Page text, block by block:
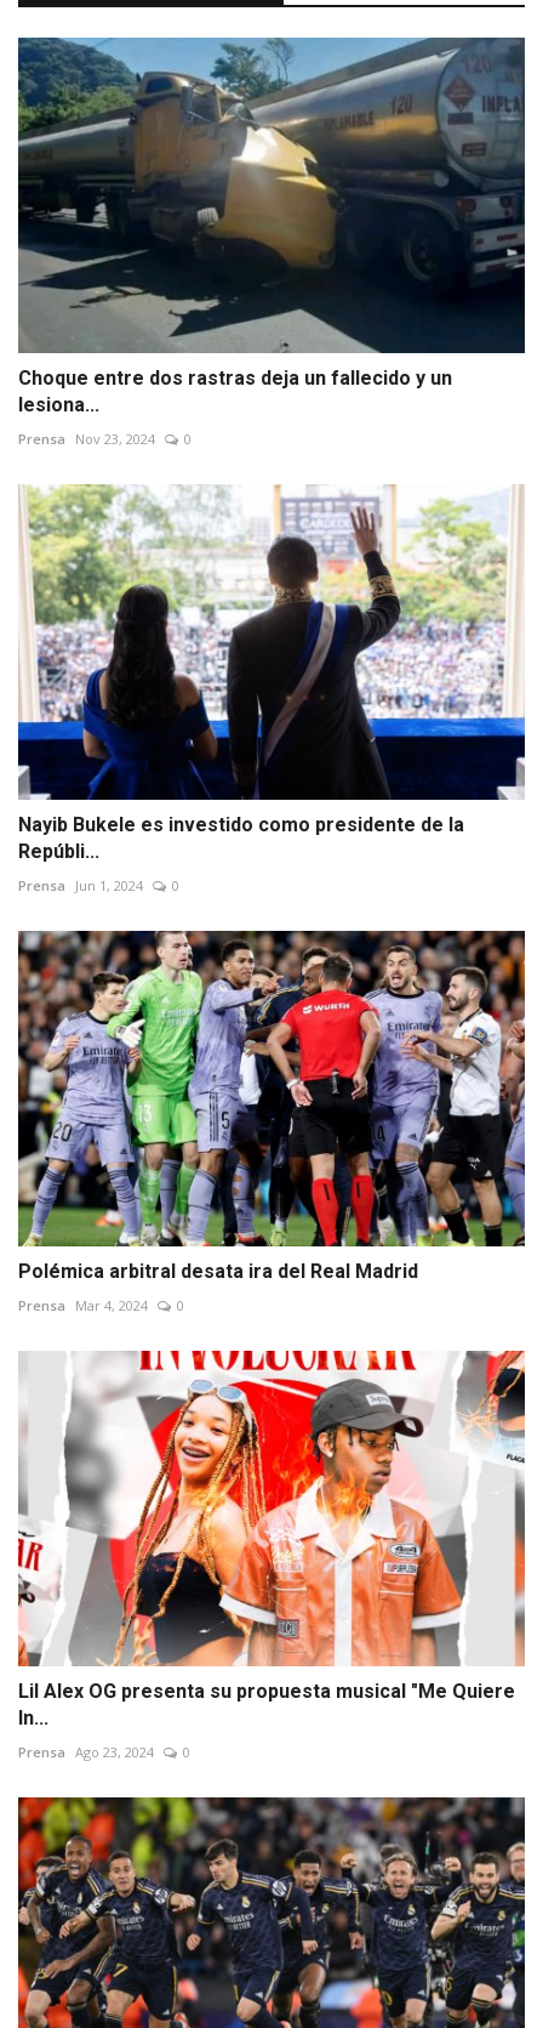
Choque entre dos rastras deja un fallecido y un
lesiona...
Prensa Nov 23, 2024 0
Nayib Bukele es investido como presidente de la
Repúbli...
Prensa Jun 1, 2024 0
Polémica arbitral desata ira del Real Madrid
Prensa Mar 4, 2024 0
Lil Alex OG presenta su propuesta musical "Me Quiere
In...
Prensa Ago 23, 2024 0